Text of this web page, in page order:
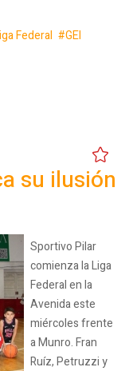
Federal
GEI
su ilusión
Sportivo Pilar
comienza la Liga
Federal en la
Avenida este
miércoles frente
a Munro. Fran
Ruíz, Petruzzi y